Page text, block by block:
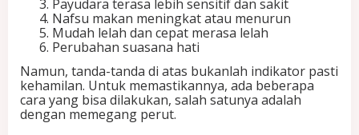
Payudara terasa lebih sensitif dan sakit
Nafsu makan meningkat atau menurun
Mudah lelah dan cepat merasa lelah
Perubahan suasana hati
Namun, tanda-tanda di atas bukanlah indikator pasti
kehamilan. Untuk memastikannya, ada beberapa
cara yang bisa dilakukan, salah satunya adalah
dengan memegang perut.